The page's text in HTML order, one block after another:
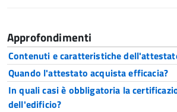
Approfondimenti
Contenuti e caratteristiche
Quando l'attestato acquista efficacia?
In quali casi è obbligatoria la
dell'edificio?